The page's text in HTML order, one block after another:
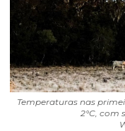
Temperaturas nas
2°C, com